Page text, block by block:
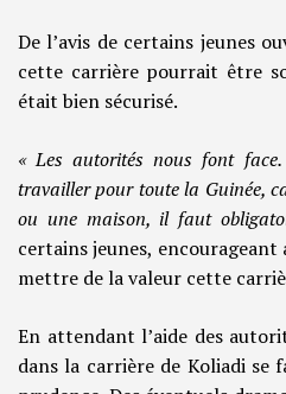
De l’avis de certains jeunes
cette carrière pourrait être
était bien sécurisé.
« Les autorités nous font
travailler pour toute la Guinée,
ou une maison, il faut
certains jeunes,
mettre de la valeur cette
En attendant l’aide des
dans la carrière de Koliadi se